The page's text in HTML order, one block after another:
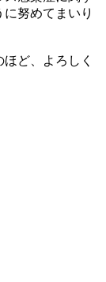
努めてまいり
ど、よろしく